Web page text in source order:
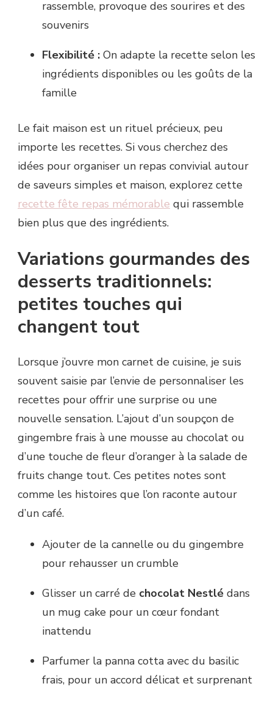
rassemble, provoque des sourires et des
souvenirs
Flexibilité : On adapte la recette selon les
ingrédients disponibles ou les goûts de la
famille
Le fait maison est un rituel précieux, peu
importe les recettes. Si vous cherchez des
idées pour organiser un repas convivial autour
de saveurs simples et maison, explorez cette
recette fête repas mémorable qui rassemble
bien plus que des ingrédients.
Variations gourmandes des
desserts traditionnels:
petites touches qui
changent tout
Lorsque j’ouvre mon carnet de cuisine, je suis
souvent saisie par l’envie de personnaliser les
recettes pour offrir une surprise ou une
nouvelle sensation. L’ajout d’un soupçon de
gingembre frais à une mousse au chocolat ou
d’une touche de fleur d’oranger à la salade de
fruits change tout. Ces petites notes sont
comme les histoires que l’on raconte autour
d’un café.
Ajouter de la cannelle ou du gingembre
pour rehausser un crumble
Glisser un carré de chocolat Nestlé dans
un mug cake pour un cœur fondant
inattendu
Parfumer la panna cotta avec du basilic
frais, pour un accord délicat et surprenant